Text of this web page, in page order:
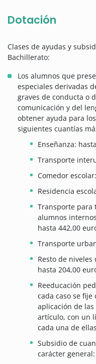
Dotación
Clases de ayudas y
Bachillerato:
Los alumnos que
especiales derivadas
graves de conducta o
comunicación y del
obtener ayuda para
siguientes cuantías
Enseñanza:
Transporte
Comedor
Residencia
Transporte para
alumnos
hasta 442,00
Transporte
Resto de
hasta 204,00
Reeducación
cada caso se fije
aplicación de
artículo, con un
cada una de
Subsidio de
carácter